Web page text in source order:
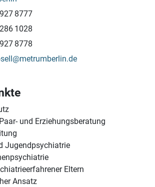
8777
1028
8778
und Erziehungsberatung
Jugendpsychiatrie
Eltern
Ansatz